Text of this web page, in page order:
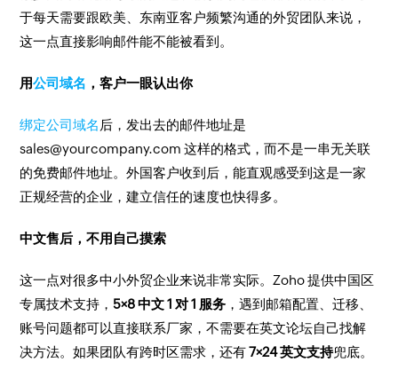
于每天需要跟欧美、东南亚客户频繁沟通的外贸团队来说，
这一点直接影响邮件能不能被看到。
用公司域名 ，客户一眼认出你
绑定公司域名 后，发出去的邮件地址是
sales@yourcompany.com 这样的格式，而不是一串无关联
的免费邮件地址。外国客户收到后，能直观感受到这是一家
正规经营的企业，建立信任的速度也快得多。
中文售后，不用自己摸索
这一点对很多中小外贸企业来说非常实际。Zoho 提供中国区
专属技术支持，5×8 中文 1 对 1 服务 ，遇到邮箱配置、迁移、
账号问题都可以直接联系厂家，不需要在英文论坛自己找解
决方法。如果团队有跨时区需求，还有7×24 英文支持兜底。